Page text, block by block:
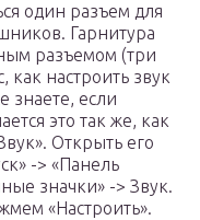
один разъем для
Гарнитура
разъемом (три
как настроить звук
знаете, если
это так же, как
Открыть его
-> «Панель
значки» -> Звук.
«Настроить».